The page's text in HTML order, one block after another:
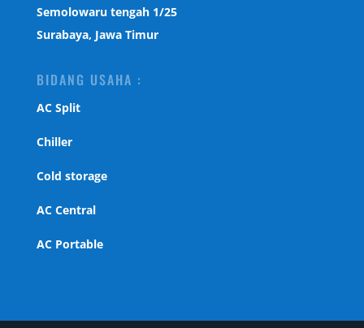
Semolowaru tengah 1/25
Surabaya, Jawa Timur
BIDANG USAHA :
AC Split
Chiller
Cold storage
AC Central
AC Portable